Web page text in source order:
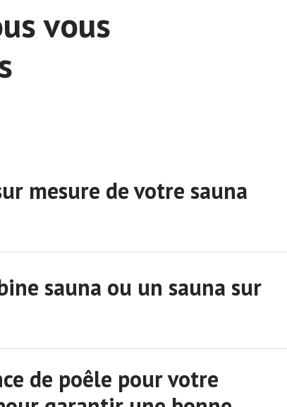
vous
mesure de votre sauna
sauna ou un sauna sur
de poêle pour votre